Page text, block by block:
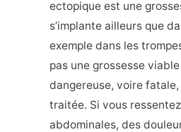
ectopique est une
s’implante ailleurs que
exemple dans les
pas une grossesse
dangereuse, voire fatale,
traitée. Si vous
abdominales, des